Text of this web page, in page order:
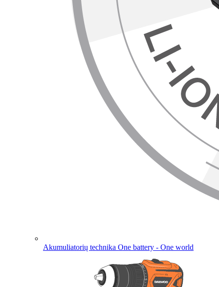
Akumuliatorių technika One battery - One world